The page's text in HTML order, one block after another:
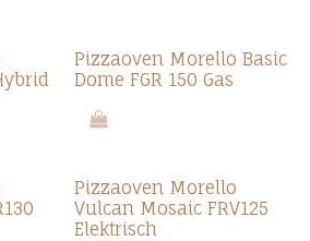
Pizzaoven Morello Basic
Dome FGR 150 Gas
Pizzaoven Morello
Vulcan Mosaic FRV125
Elektrisch